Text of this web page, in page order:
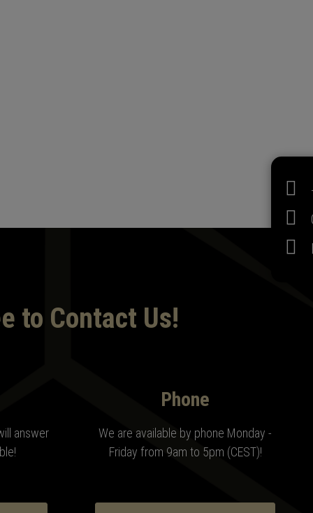
to Contact Us!
answer
Phone
We are available by phone Monday -
Friday from 9am to 5pm (CEST)!